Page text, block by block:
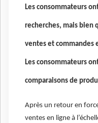
Les consommateurs
recherches, mais bien
ventes et commandes
Les consommateurs
comparaisons de
Après un retour en
ventes en ligne à